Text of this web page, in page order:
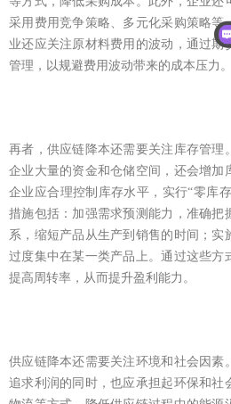
采用费用竞争策略、多元化采购策略等
业还应关注原材料费用的波动，通过期
管理，以规避费用波动带来的成本压力。
再者，供应链降本还需要关注库存管理
企业大量的资金和仓储空间，还会增加
企业应合理控制库存水平，实行“零库
措施包括：加强需求预测能力，准确把
系，缩短产品从生产到销售的时间；
过度集中在某一类产品上。通过这些方
提高周转率，从而提升盈利能力。
供应链降本还需要关注环境和社会因素
追求利润的同时，也应承担起环保和社